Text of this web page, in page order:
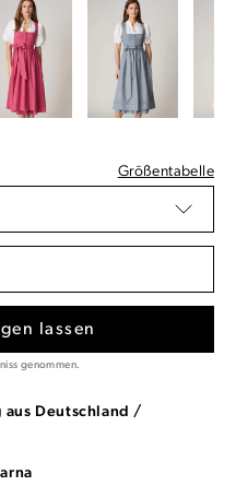
Größentabelle
lassen
genommen.
aus Deutschland /